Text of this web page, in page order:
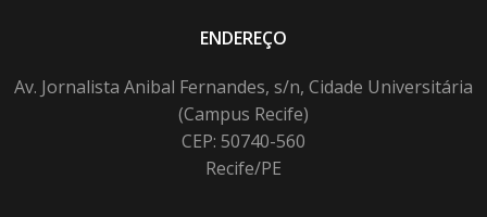
ENDEREÇO
Av. Jornalista Anibal Fernandes, s/n, Cidade Universitária
(Campus Recife)
CEP: 50740-560
Recife/PE